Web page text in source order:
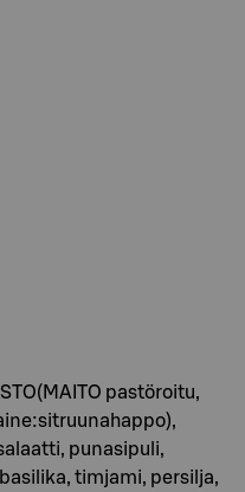
pastöroitu,
punasipuli,
timjami, persilja,